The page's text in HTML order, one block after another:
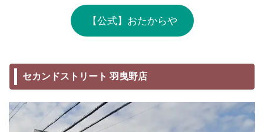
【公式】おたからや
セカンドストリート 羽曳野店